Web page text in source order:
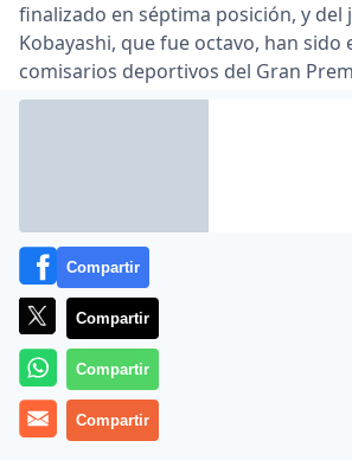
finalizado en séptima posición, y del
Kobayashi, que fue octavo, han sido
comisarios deportivos del Gran
por no tener los alerones traseros de
Sauber no respondían a las medidas
pasó el correspondiente informe a la
deportivos …
Lea el artículo completo en
Compartir
Compartir
Compartir
Compartir